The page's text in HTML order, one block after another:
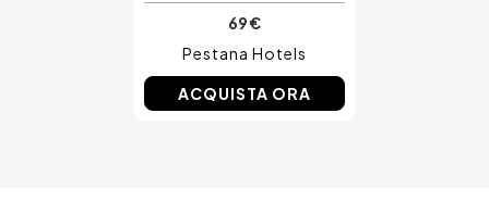
69 €
Pestana Hotels
ACQUISTA ORA